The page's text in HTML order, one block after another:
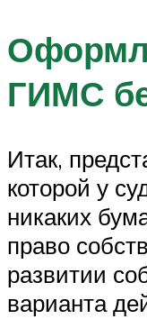
ГИМС
Итак,
которой у
никаких
право
развитии
варианта